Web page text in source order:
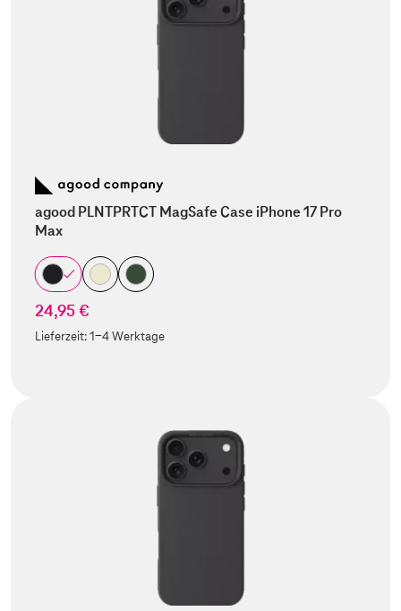
agood PLNTPRTCT MagSafe Case iPhone 17 Pro
Max
24,95 €
Lieferzeit:1-4 Werktage